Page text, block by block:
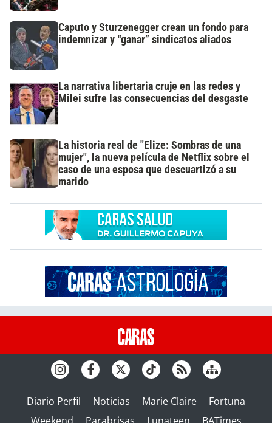
Caputo y Sturzenegger crean un fondo para
indemnizar y “ganar” sindicatos aliados
La narrativa libertaria cruje en las redes y
Milei sufre las consecuencias del desgaste
La historia real de "Elize: Sombras de una
mujer", la nueva película de Netflix sobre el
caso de una esposa que descuartizó a su
marido
Diario Perfil Noticias Marie Claire
Fortuna
Weekend
Parabrisas Lunateen BATimes